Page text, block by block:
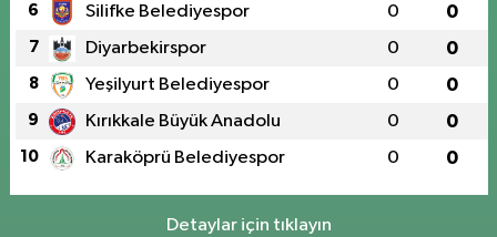
6 Silifke Belediyespor 0 0
7 Diyarbekirspor 0 0
8 Yeşilyurt Belediyespor 0 0
9 Kırıkkale Büyük Anadolu 0 0
10 Karaköprü Belediyespor 0 0
Detaylar için tıklayın